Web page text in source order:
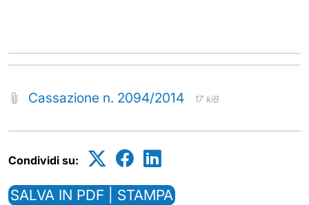
Cassazione n. 2094/2014 17 kiB
Condividi su:
SALVA IN PDF | STAMPA